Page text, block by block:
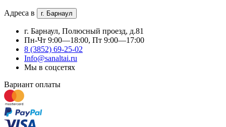
Адреса в г. Барнаул
г. Барнаул, Полюсный проезд, д.81
Пн-Чт 9:00—18:00, Пт 9:00—17:00
8 (3852) 69-25-02
Info@sanaltai.ru
Мы в соцсетях
Вариант оплаты